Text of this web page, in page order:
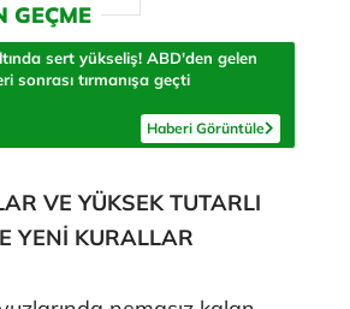
sert yükseliş! ABD'den gelen
sonrası tırmanışa geçti
Haberi Görüntüle
VE YÜKSEK TUTARLI
YENİ KURALLAR